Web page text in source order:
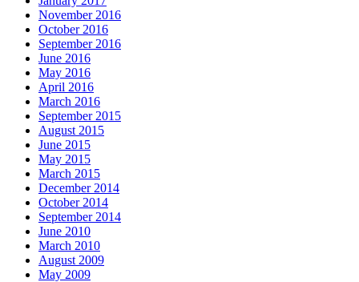
November 2016
October 2016
September 2016
June 2016
May 2016
April 2016
March 2016
September 2015
August 2015
June 2015
May 2015
March 2015
December 2014
October 2014
September 2014
June 2010
March 2010
August 2009
May 2009